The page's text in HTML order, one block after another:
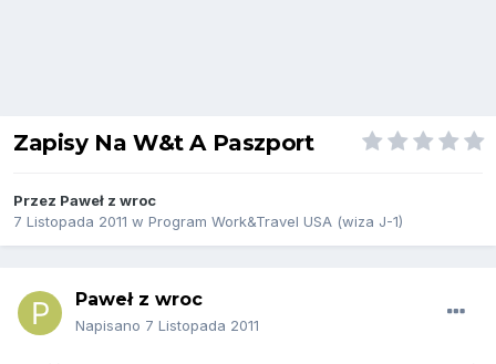
Zapisy Na W&t A Paszport
Przez Paweł z wroc
7 Listopada 2011 w Program Work&Travel USA (wiza J-1)
Paweł z wroc
Napisano 7 Listopada 2011